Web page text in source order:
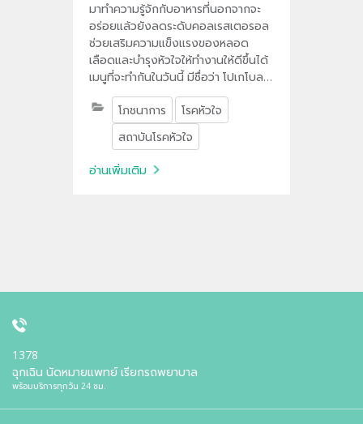
มาทำความรู้จักกับอาหารที่นอกจากจะ
อร่อยแล้วยังลดระดับคอลเรสเตอรอล
ช่วยเสริมความแข็งแรงของหลอด
เลือดและบำรุงหัวใจให้ทำงานให้ดีขึ้นได้
เมนูที่จะทำกันในวันนี้ มีชื่อว่า โปเกโบลว์
สุกุเนะ หรือไก่บดย่างสมุนไพรสไตล์
ญี่ปุ่นไปดูวิธีทำกันว่าจะทำออกมา
อย่างไรให้อร่อย และถูกใจ ทำให้สุขภาพ
ใจเราดีขึ้น
โภชนาการ
โรคหัวใจ
สถาบันโรคหัวใจ
อ่านเพิ่มเติม
1378
ฉุกเฉิน นัดหมายแพทย์ เรียกรถพยาบาล
พร้อมบริการทุกวัน 24 ชม.